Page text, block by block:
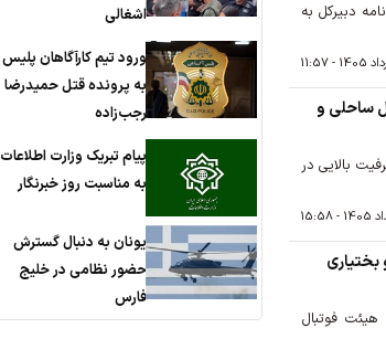
دبیرکل به
ساحلی و
بالایی در
رئیس هیئت فوتبال
اشغالی
ورود تیم کارآگاهان پلیس
به پرونده قتل حمیدرضا
رجب‌زاده
پیام تبریک وزارت اطلاعات
به مناسبت روز خبرنگار
یونان به دنبال گسترش
حضور نظامی در خلیج
فارس